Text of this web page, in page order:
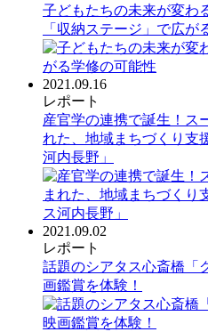
子どもたちの未来が変わ
「収納ステージ」で広が
2021.09.16
レポート
産官学の連携で誕生！ス
れた、地域まちづくり支
河内長野」
2021.09.02
レポート
話題のシアタス心斎橋「
画鑑賞を体験！